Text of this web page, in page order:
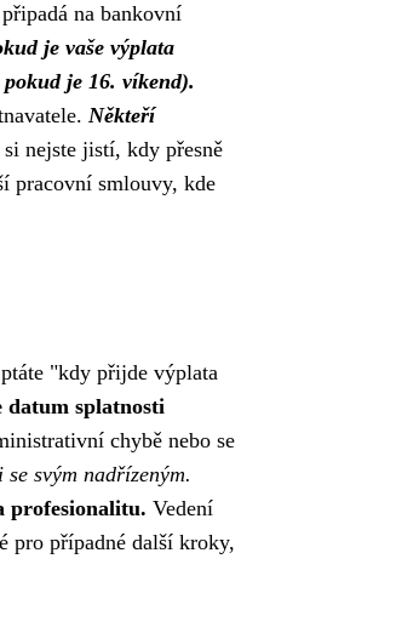
na bankovní
je vaše výplata
je 16. víkend).
Někteří
si nejste jistí, kdy přesně
pracovní smlouvy, kde
"kdy přijde výplata
datum splatnosti
chybě nebo se
svým nadřízeným.
profesionalitu. Vedení
pro případné další kroky,